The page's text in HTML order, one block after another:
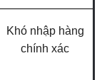
Khó nhập hàng
chính xác